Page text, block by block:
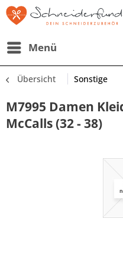
Menü
Übersicht Sonstige
M7995 Damen
McCalls (32 - 38)